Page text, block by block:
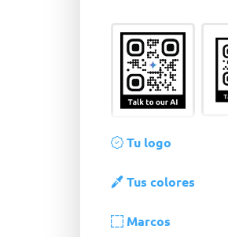
Tu logo
Tus colores
Marcos